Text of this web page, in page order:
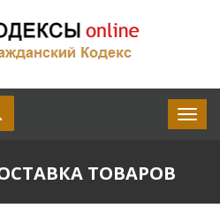
ТОВАРОВ